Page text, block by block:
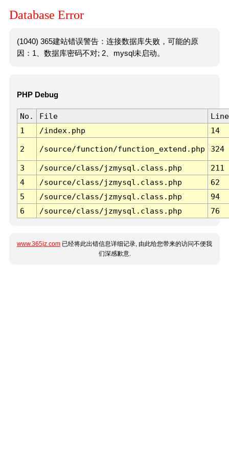
Database Error
(1040) 365建站错误警告：连接数据库失败，可能的原
因：1、数据库密码不对; 2、mysql未启动。
PHP Debug
No. File
Line
1
/index.php 14
2 /source/function/function_extend.php 324
3 /source/class/jzmysql.class.php
211
4
/source/class/jzmysql.class.php
62
5
/source/class/jzmysql.class.php
94
6
/source/class/jzmysql.class.php 76
www.365jz.com 已经将此出错信息详细记录, 由此给您带来的访问不便我
们深感歉意.